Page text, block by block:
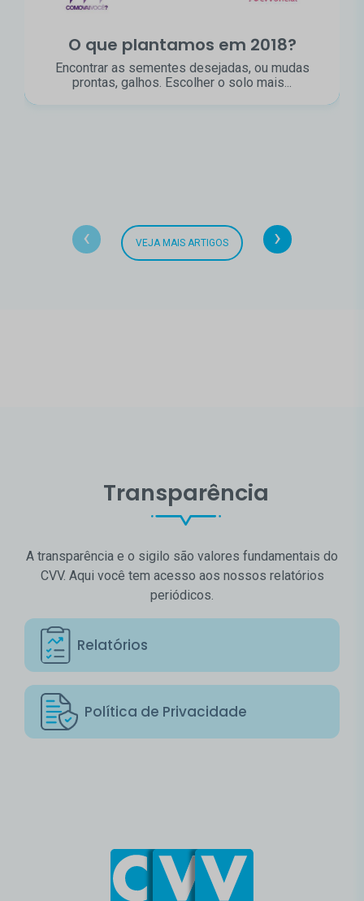
O que plantamos em 2018?
Encontrar as sementes desejadas, ou mudas
prontas, galhos. Escolher o solo mais...
‹ ›
VEJA MAIS ARTIGOS
Transparência
A transparência e o sigilo são valores fundamentais do
CVV. Aqui você tem acesso aos nossos relatórios
periódicos.
Relatórios
Política de Privacidade